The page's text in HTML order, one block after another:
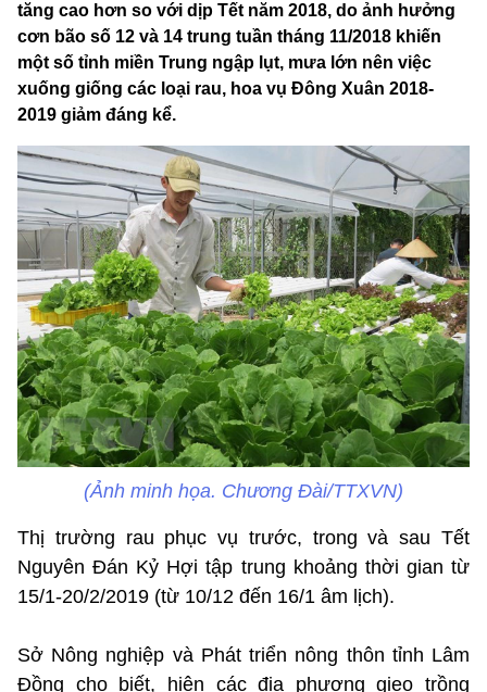
tăng cao hơn so với dịp Tết năm 2018, do ảnh hưởng
cơn bão số 12 và 14 trung tuần tháng 11/2018 khiến
một số tỉnh miền Trung ngập lụt, mưa lớn nên việc
xuống giống các loại rau, hoa vụ Đông Xuân 2018-
2019 giảm đáng kể.
(Ảnh minh họa. Chương Đài/TTXVN)
Thị trường rau phục vụ trước, trong và sau Tết
Nguyên Đán Kỷ Hợi tập trung khoảng thời gian từ
15/1-20/2/2019 (từ 10/12 đến 16/1 âm lịch).
Sở Nông nghiệp và Phát triển nông thôn tỉnh Lâm
Đồng cho biết, hiện các địa phương gieo trồng